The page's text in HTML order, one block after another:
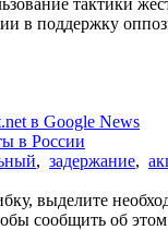
в поддержку
в Google News
в России
, задержание,
выделите
сообщить об